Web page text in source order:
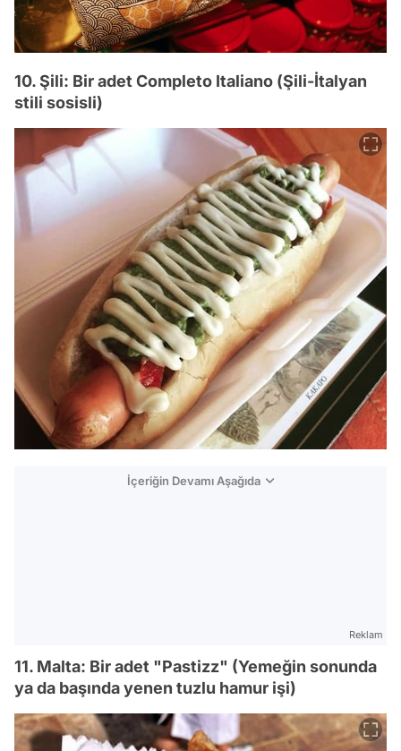
10. Şili: Bir adet Completo Italiano (Şili-İtalyan
stili sosisli)
İçeriğin Devamı Aşağıda
Reklam
11. Malta: Bir adet "Pastizz" (Yemeğin sonunda
ya da başında yenen tuzlu hamur işi)